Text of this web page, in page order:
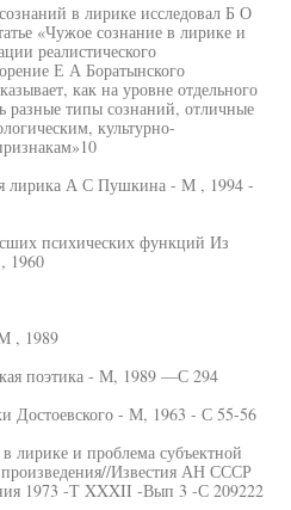
в лирике исследовал Б О
«Чужое сознание в лирике и
реалистического
Е А Боратынского
как на уровне отдельного
разные типы сознаний, отличные
культурно-
лирика А С Пушкина - М , 1994 -
психических функций Из
1960
, 1989
поэтика - М, 1989 —С 294
Достоевского - М, 1963 - С 55-56
лирике и проблема субъектной
произведения//Известия АН СССР
1973 -Т XXXII -Вып 3 -С 209222